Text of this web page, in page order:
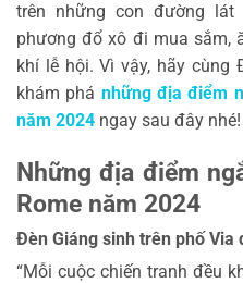
trên những con đường
phương đổ xô đi mua sắm,
khí lễ hội. Vì vậy, hãy cùng
khám phá những địa điểm
năm 2024 ngay sau đây nhé!
Những địa điểm
Rome năm 2024
Đèn Giáng sinh trên phố Via
“Mỗi cuộc chiến tranh đều